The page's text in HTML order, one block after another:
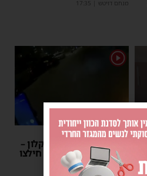
מנחם דויטש 17:35
1
צפו
תינוק ננעל ברכב באשקלון –
המתנדבים האשדודים חילצו
אותו בשלום
משה קאהן 11:53